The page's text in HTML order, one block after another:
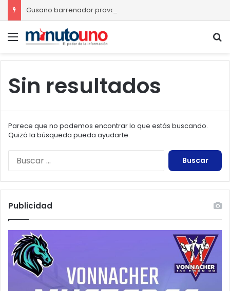
Menú
Sin resultados
Parece que no podemos encontrar lo que estás buscando.
Quizá la búsqueda pueda ayudarte.
Buscar:
Publicidad